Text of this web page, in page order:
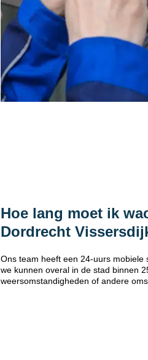
Hoe lang moet ik
Dordrecht
Ons team heeft een 24-uurs mobiele
we kunnen overal in de stad binnen
weersomstandigheden of andere